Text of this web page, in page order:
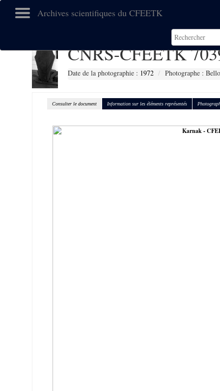
Archives scientifiques du CFEETK
CNRS-CFEETK
Date de la photographie : 1972 Photographe :
Consulter le document Information sur les éléments représentés